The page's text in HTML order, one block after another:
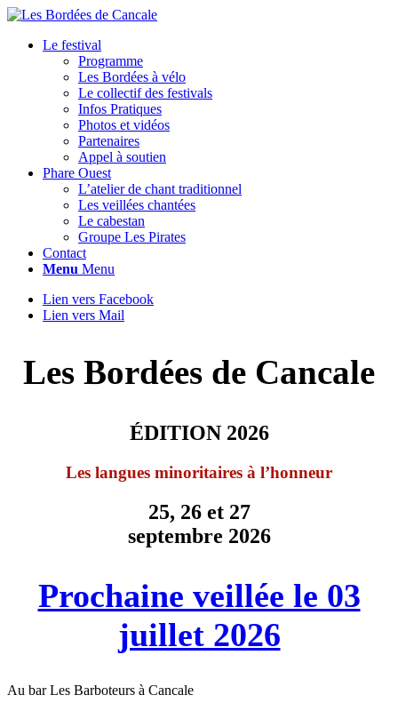
Le festival
Programme
Les Bordées à vélo
Le collectif des festivals
Infos Pratiques
Photos et vidéos
Partenaires
Appel à soutien
Phare Ouest
L’atelier de chant traditionnel
Les veillées chantées
Le cabestan
Groupe Les Pirates
Contact
Menu Menu
Lien vers Facebook
Lien vers Mail
Les Bordées de Cancale
ÉDITION 2026
Les langues minoritaires à l’honneur
25, 26 et 27
septembre 2026
Prochaine veillée le 03
juillet 2026
Au bar Les Barboteurs à Cancale